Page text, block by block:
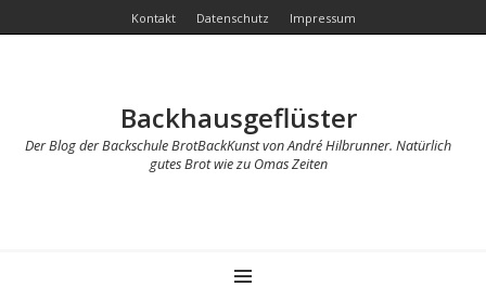
Kontakt Datenschutz Impressum
Backhausgeflüster
Der Blog der Backschule BrotBackKunst von André Hilbrunner. Natürlich
gutes Brot wie zu Omas Zeiten
MENU